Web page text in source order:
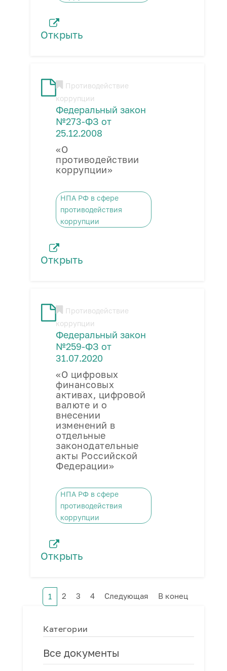
Открыть
Противодействие
коррупции
Федеральный закон
№273-ФЗ от
25.12.2008
«О
противодействии
коррупции»
НПА РФ в сфере
противодействия
коррупции
Открыть
Противодействие
коррупции
Федеральный закон
№259-ФЗ от
31.07.2020
«О цифровых
финансовых
активах, цифровой
валюте и о
внесении
изменений в
отдельные
законодательные
акты Российской
Федерации»
НПА РФ в сфере
противодействия
коррупции
Открыть
1 2 3 4 Следующая В конец
Категории
Все документы